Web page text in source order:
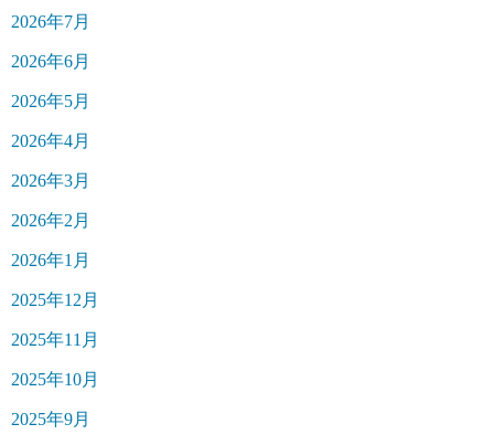
2026年7月
2026年6月
2026年5月
2026年4月
2026年3月
2026年2月
2026年1月
2025年12月
2025年11月
2025年10月
2025年9月